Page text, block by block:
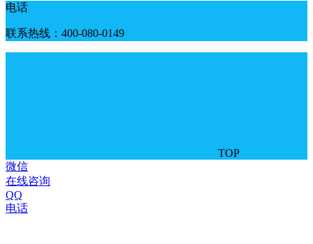
电话
联系热线：400-080-0149
TOP
微信
在线咨询
QQ
电话